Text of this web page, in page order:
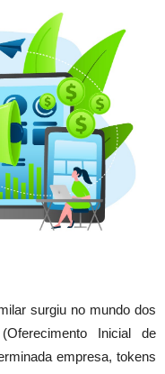
surgiu no mundo dos
Inicial de
empresa, tokens